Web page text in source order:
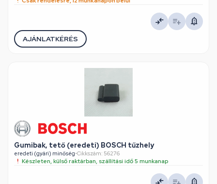
AJÁNLATKÉRÉS
Gumibak, tető (eredeti) BOSCH tűzhely
eredeti (gyári) minőség•Cikkszám: 56276
Készleten, külső raktárban, szállítási idő 5 munkanap